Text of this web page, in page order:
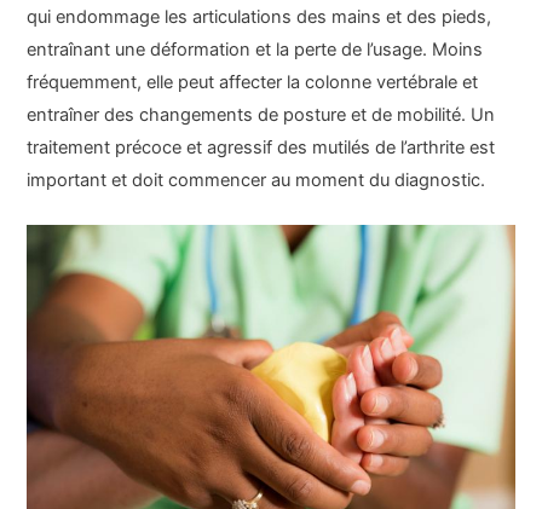
qui endommage les articulations des mains et des pieds,
entraînant une déformation et la perte de l’usage. Moins
fréquemment, elle peut affecter la colonne vertébrale et
entraîner des changements de posture et de mobilité. Un
traitement précoce et agressif des mutilés de l’arthrite est
important et doit commencer au moment du diagnostic.